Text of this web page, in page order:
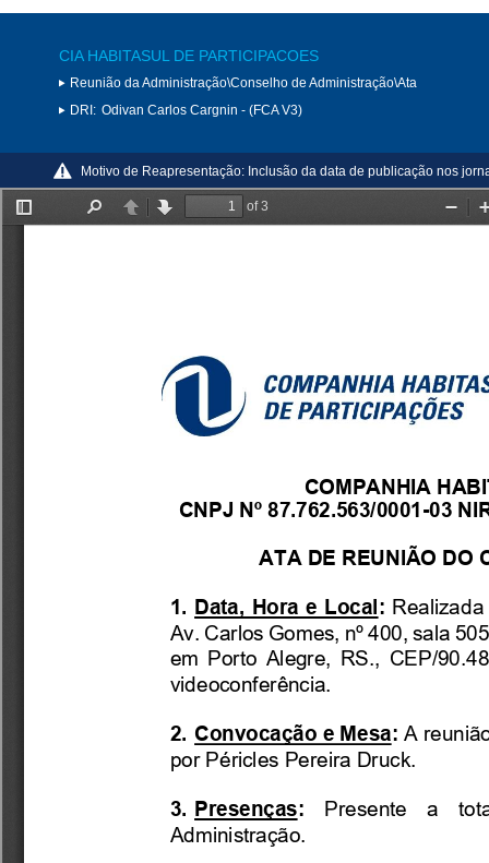
CIA HABITASUL DE PARTICIPACOES
Reunião da Administração\Conselho de Administração\Ata
DRI: Odivan Carlos Cargnin - (FCA V3)
Motivo de Reapresentação: Inclusão da data de publicação nos